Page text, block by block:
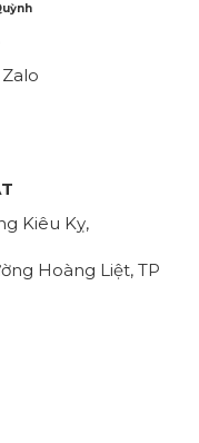
Zalo
Kiêu Kỵ,
Hoàng Liệt, TP